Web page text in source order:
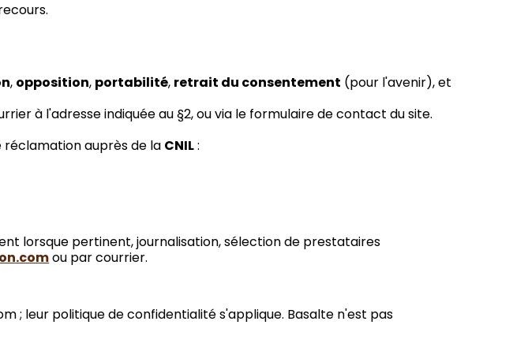
, opposition, portabilité, retrait du consentement (pour l'avenir), et
à l'adresse indiquée au §2, ou via le formulaire de contact du site.
réclamation auprès de la CNIL:
lorsque pertinent, journalisation, sélection de prestataires
ou par courrier.
; leur politique de confidentialité s'applique. Basalte n'est pas